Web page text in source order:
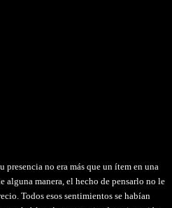
presencia no era más que un ítem en una
alguna manera, el hecho de pensarlo no le
Todos esos sentimientos se habían